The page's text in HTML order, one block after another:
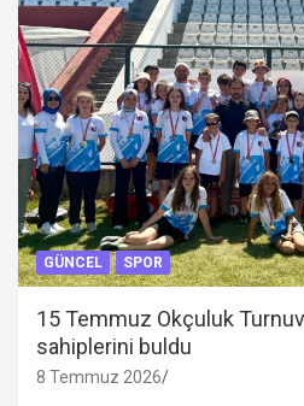
GÜNCEL SPOR
15 Temmuz Okçuluk
sahiplerini buldu
8 Temmuz 2026